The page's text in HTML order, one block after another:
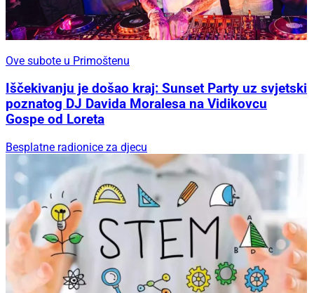
Ove subote u Primoštenu
Iščekivanju je došao kraj: Sunset Party uz svjetski
poznatog DJ Davida Moralesa na Vidikovcu
Gospe od Loreta
Besplatne radionice za djecu